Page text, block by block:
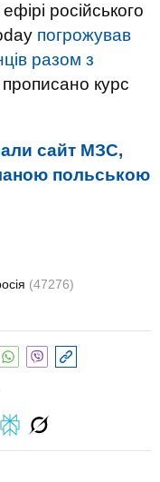
російського
погрожував
разом з
прописано курс
сайт МЗС,
польською
(47276)